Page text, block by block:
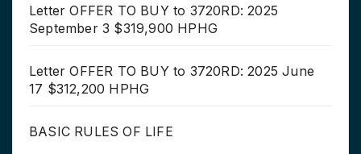
Letter OFFER TO BUY to 3720RD: 2025
September 3 $319,900 HPHG
Letter OFFER TO BUY to 3720RD: 2025 June
17 $312,200 HPHG
BASIC RULES OF LIFE